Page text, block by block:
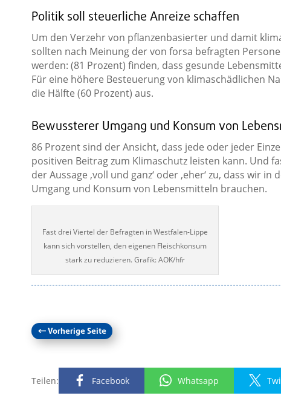
Politik soll steuerliche Anreize schaffen
Um den Verzehr von pflanzenbasierter und damit
sollten nach Meinung der von forsa befragten
werden: (81 Prozent) finden, dass gesunde
Für eine höhere Besteuerung von klimaschädlichen
die Hälfte (60 Prozent) aus.
Bewussterer Umgang und Konsum von
86 Prozent sind der Ansicht, dass jede oder jeder
positiven Beitrag zum Klimaschutz leisten kann. Und
der Aussage ‚voll und ganz‘ oder ‚eher‘ zu, dass wir
Umgang und Konsum von Lebensmitteln brauchen.
Fast drei Viertel der Befragten in Westfalen-Lippe
kann sich vorstellen, den eigenen Fleischkonsum
stark zu reduzieren. Grafik: AOK/hfr
←Vorherige Seite
Teilen: Facebook Whatsapp